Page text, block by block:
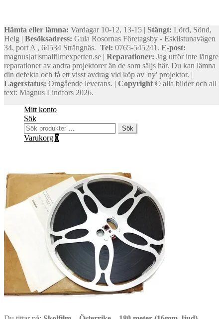
Hämta eller lämna: Vardagar 10-12, 13-15 | Stängt: Lörd, Sönd,
Helg | Besöksadress: Gula Rosornas Företagsby - Eskilstunavägen
34, port A , 64534 Strängnäs. Tel: 0765-545241. E-post:
magnus[at]smalfilmexperten.se | Reparationer: Jag utför inte längre
reparationer av andra projektorer än de som säljs här. Du kan lämna
din defekta och få ett visst avdrag vid köp av 'ny' projektor. |
Lagerstatus: Omgående leverans. | Copyright © alla bilder och all
text: Magnus Lindfors 2026.
Mitt konto
Sök
Sök
efter:
Sök
Varukorg 0